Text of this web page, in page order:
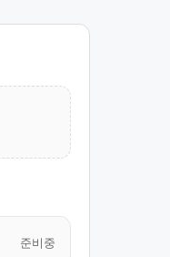
준비중